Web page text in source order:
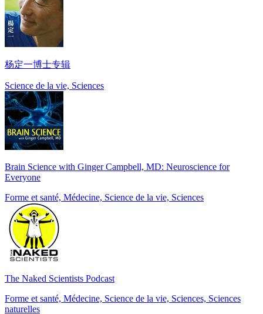
杨定一博士专辑
Science de la vie, Sciences
Brain Science with Ginger Campbell, MD: Neuroscience for
Everyone
Forme et santé, Médecine, Science de la vie, Sciences
The Naked Scientists Podcast
Forme et santé, Médecine, Science de la vie, Sciences, Sciences
naturelles